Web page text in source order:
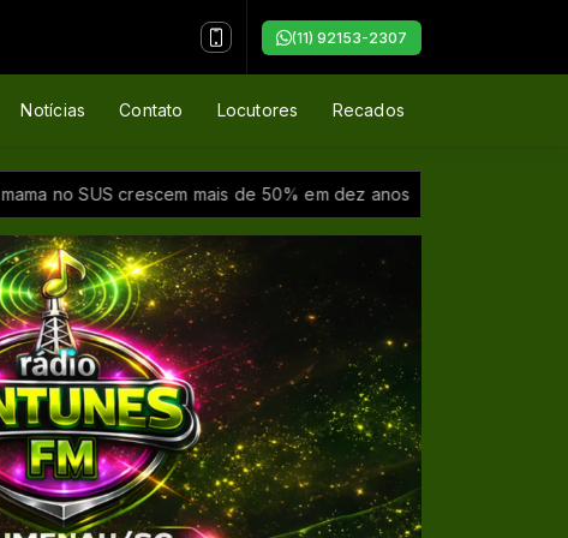
(11) 92153-2307
Notícias Contato Locutores Recados
no SUS crescem mais de 50% em dez anos AGU quer